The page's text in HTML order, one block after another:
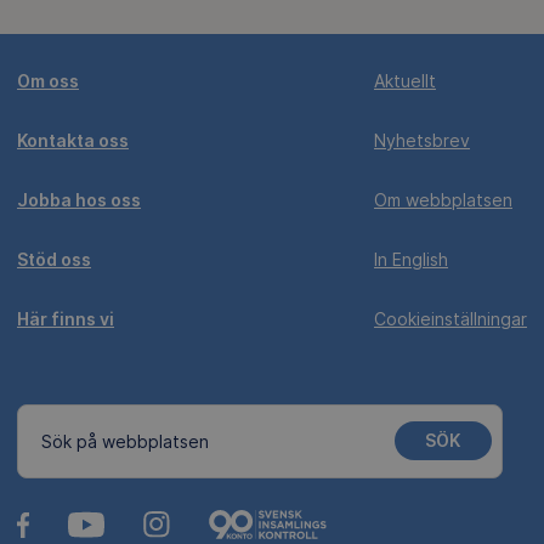
Om oss
Kontakta oss
Jobba hos oss
Stöd oss
Här finns vi
Aktuellt
Nyhetsbrev
Om webbplatsen
In English
Cookieinställningar
Sök på webbplatsen SÖK